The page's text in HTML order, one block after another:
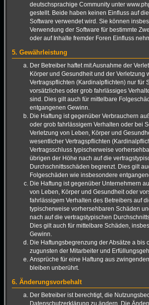
deutschsprachige Community unter
gestellt. Beide haben keinen Einfluss auf
Software verwendet wird. Sie können
Verwendung der Software für bestimmte
oder auf Inhalte fremder Foren Einfluss
5. Gewährleistung
Der Betreiber haftet mit Ausnahme der
Körper und Gesundheit und der Verletzung
Vertragspflichten (Kardinalpflichten) nur für
vorsätzliches oder grob fahrlässiges
sind. Dies gilt auch für mittelbare
entgangenen Gewinn.
Die Haftung ist gegenüber Verbrauchern
oder grob fahrlässigem Verhalten oder bei
Verletzung von Leben, Körper und
wesentlicher Vertragspflichten
Vertragsschluss typischerweise
übrigen der Höhe nach auf die
Durchschnittsschäden begrenzt. Dies gilt
Folgeschäden wie insbesondere
Die Haftung ist gegenüber Unternehmern
von Leben, Körper und Gesundheit oder
fahrlässigem Verhalten des Betreibers auf
typischerweise vorhersehbaren Schäden
nach auf die vertragstypischen
Dies gilt auch für mittelbare Schäden,
Gewinn.
Die Haftungsbegrenzung der Absätze a bis
zugunsten der Mitarbeiter und
Ansprüche für eine Haftung aus
bleiben unberührt.
6. Änderungsvorbehalt
Der Betreiber ist berechtigt, die
Datenschutzerklärung zu ändern. Die